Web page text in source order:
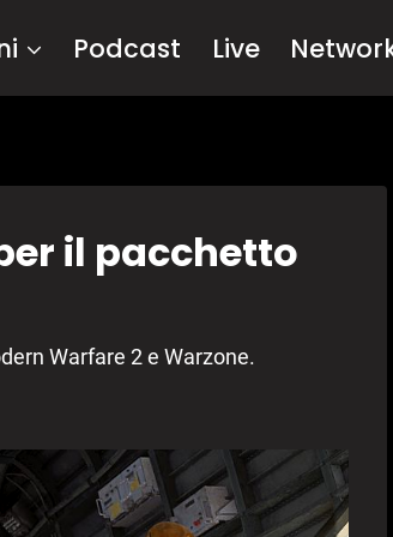
Podcast Live
il pacchetto
Warfare 2 e Warzone.